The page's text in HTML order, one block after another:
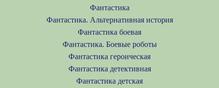
Фантастика
Фантастика. Альтернативная история
Фантастика боевая
Фантастика. Боевые роботы
Фантастика героическая
Фантастика детективная
Фантастика детская